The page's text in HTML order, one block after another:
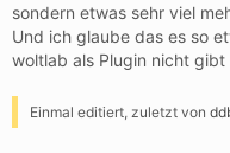
sondern etwas sehr viel
Und ich glaube das es so
woltlab als Plugin nicht gibt
Einmal editiert, zuletzt von